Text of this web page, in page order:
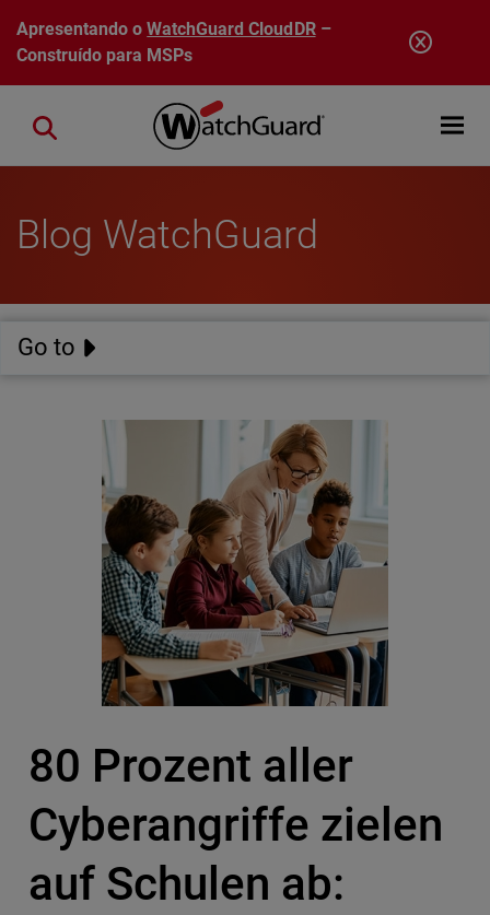
Pular para o conteúdo principal
Apresentando oWatchGuard CloudDR–
Construído para MSPs
Open
Close search
Blog WatchGuard
Go to
80 Prozent aller
Cyberangriffe zielen
auf Schulen ab: